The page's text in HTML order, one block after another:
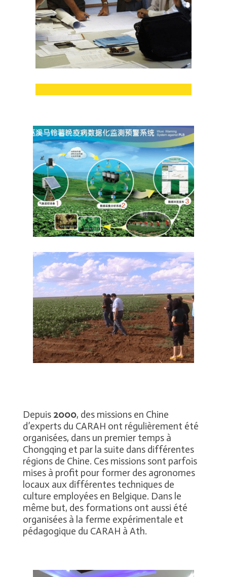
Depuis 2000, des missions en Chine
d’experts du CARAH ont régulièrement été
organisées, dans un premier temps à
Chongqing et par la suite dans différentes
régions de Chine. Ces missions sont parfois
mises à profit pour former des agronomes
locaux aux différentes techniques de
culture employées en Belgique. Dans le
même but, des formations ont aussi été
organisées à la ferme expérimentale et
pédagogique du CARAH à Ath.